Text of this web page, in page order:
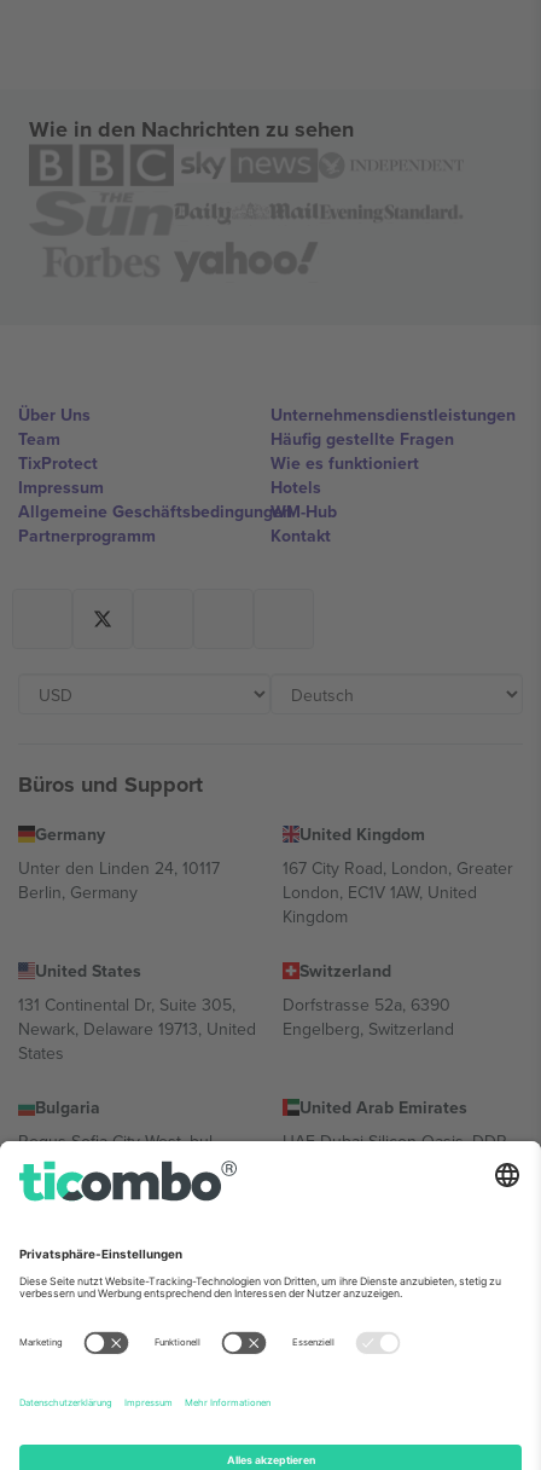
Wie in den Nachrichten zu sehen
Über Uns
Team
TixProtect
Impressum
Allgemeine Geschäftsbedingungen
Partnerprogramm
Unternehmensdienstleistungen
Häufig gestellte Fragen
Wie es funktioniert
Hotels
WM-Hub
Kontakt
Büros und Support
Germany
Unter den Linden 24, 10117
Berlin, Germany
United Kingdom
167 City Road, London, Greater
London, EC1V 1AW, United
Kingdom
United States
131 Continental Dr, Suite 305,
Newark, Delaware 19713, United
States
Switzerland
Dorfstrasse 52a, 6390
Engelberg, Switzerland
Bulgaria
Regus Sofia City West, bul
Totleben 53-55, 1606 Sofia,
Bulgaria
United Arab Emirates
UAE Dubai Silicon Oasis, DDP
Building A1, Office 302, Dubai,
Mexico
Av Chapultepec 360, Roma
Norte, Cuauhtémoc, 06700
Ciudad de México, CDMX,
Mexico
Die juristische Person des Plattformanbieters kann je nach
Informationen finden Sie auf der jeweiligen Veranstaltungsseite, im